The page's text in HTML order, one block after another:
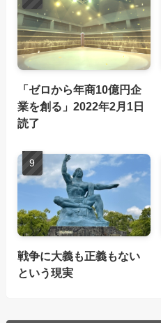
「ゼロから年商10億円企
業を創る」2022年2月1日
読了
戦争に大義も正義もない
という現実